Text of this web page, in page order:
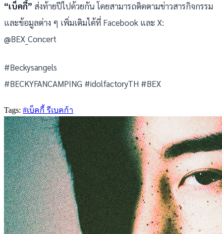
“เบ็คกี้” ส่งท้ายปีไปด้วยกัน โดยสามารถติดตามข่าวสารกิจกรรม
และข้อมูลต่าง ๆ เพิ่มเติมได้ที่ Facebook และ X:
@BEX_Concert
#Beckysangels
#BECKYFANCAMPING #idolfactoryTH #BEX
Tags: #เบ็คกี้ รีเบคก้า